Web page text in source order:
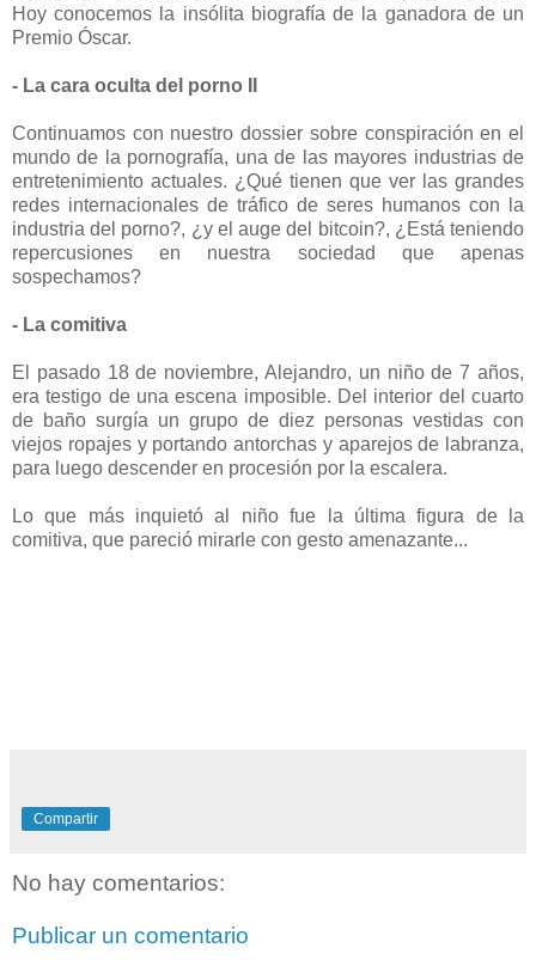
Hoy conocemos la insólita biografía de la ganadora de un
Premio Óscar.
- La cara oculta del porno II
Continuamos con nuestro dossier sobre conspiración en el
mundo de la pornografía, una de las mayores industrias de
entretenimiento actuales. ¿Qué tienen que ver las grandes
redes internacionales de tráfico de seres humanos con la
industria del porno?, ¿y el auge del bitcoin?, ¿Está teniendo
repercusiones en nuestra sociedad que apenas
sospechamos?
- La comitiva
El pasado 18 de noviembre, Alejandro, un niño de 7 años,
era testigo de una escena imposible. Del interior del cuarto
de baño surgía un grupo de diez personas vestidas con
viejos ropajes y portando antorchas y aparejos de labranza,
para luego descender en procesión por la escalera.
Lo que más inquietó al niño fue la última figura de la
comitiva, que pareció mirarle con gesto amenazante...
Compartir
No hay comentarios:
Publicar un comentario